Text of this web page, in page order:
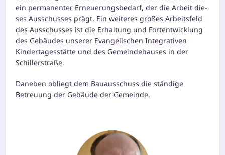
ein per­ma­nen­ter Erneuerungsbedarf, der die Arbeit die­
ses Ausschusses prägt. Ein wei­te­res gro­ßes Arbeitsfeld
des Ausschusses ist die Erhaltung und Fortentwicklung
des Gebäudes unse­rer Evangelischen Integrativen
Kindertagesstätte und des Gemeindehauses in der
Schillerstraße.
Daneben obliegt dem Bauausschuss die stän­di­ge
Betreuung der Gebäude der Gemeinde.